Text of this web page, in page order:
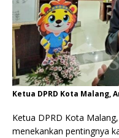
Ketua DPRD Kota
Ketua DPRD Kota
menekankan pentingnya